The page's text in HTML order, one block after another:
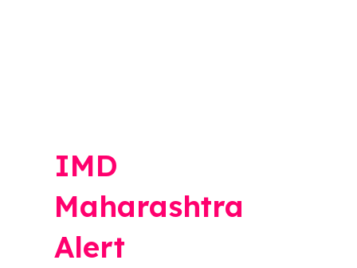
IMD
Maharashtra
Alert